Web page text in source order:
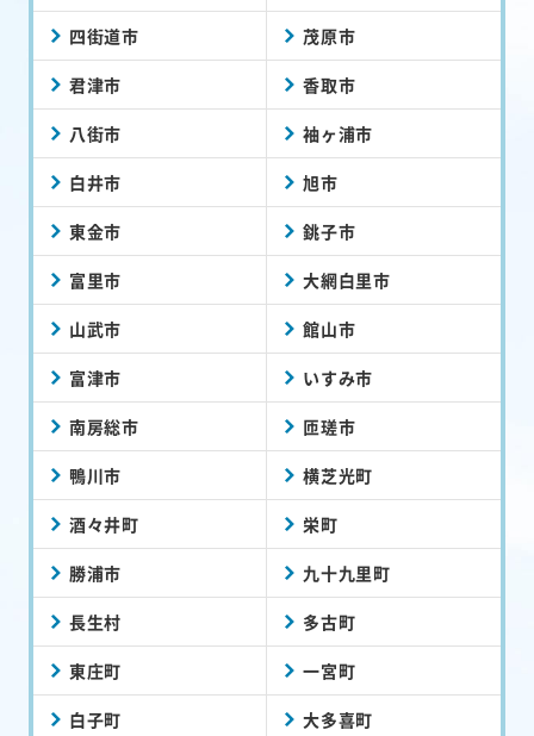
四街道市 茂原市
君津市 香取市
八街市 袖ヶ浦市
白井市 旭市
東金市 銚子市
富里市 大網白里市
山武市 館山市
富津市 いすみ市
南房総市 匝瑳市
鴨川市 横芝光町
酒々井町 栄町
勝浦市 九十九里町
長生村 多古町
東庄町 一宮町
白子町 大多喜町